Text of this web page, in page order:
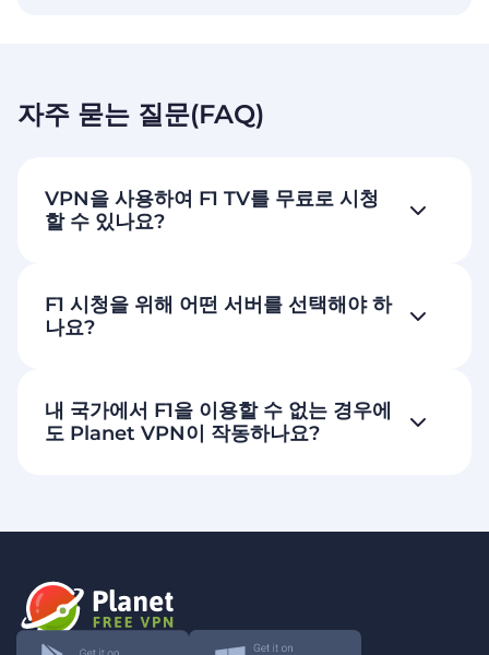
자주 묻는 질문(FAQ)
VPN을 사용하여 F1 TV를 무료로 시청
할 수 있나요?
F1 시청을 위해 어떤 서버를 선택해야 하
나요?
내 국가에서 F1을 이용할 수 없는 경우에
도 Planet VPN이 작동하나요?